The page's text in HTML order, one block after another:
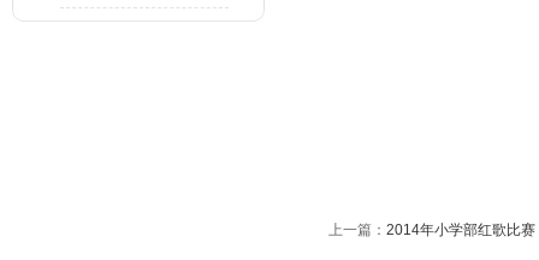
上一篇： 2014年小学部红歌比赛